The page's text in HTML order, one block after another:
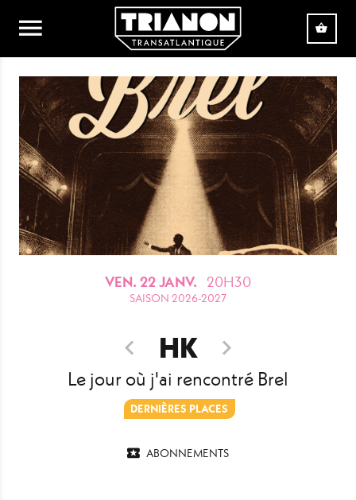
Aller au contenu principal
VEN. 22 JANV. 20H30
SAISON 2026-2027
HK
Le jour où j'ai rencontré Brel
DERNIÈRES PLACES
ABONNEMENTS